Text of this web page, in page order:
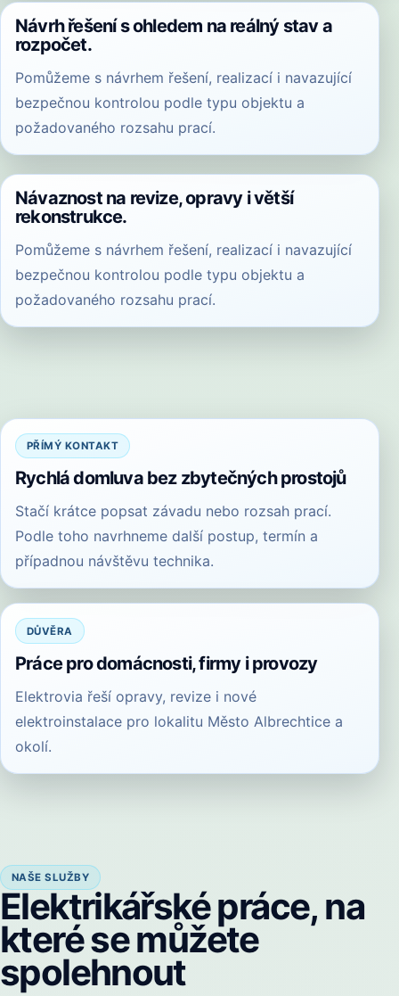
Návrh řešení s ohledem na reálný stav a
rozpočet.
Pomůžeme s návrhem řešení, realizací i navazující
bezpečnou kontrolou podle typu objektu a
požadovaného rozsahu prací.
Návaznost na revize, opravy i větší
rekonstrukce.
Pomůžeme s návrhem řešení, realizací i navazující
bezpečnou kontrolou podle typu objektu a
požadovaného rozsahu prací.
PŘÍMÝ KONTAKT
Rychlá domluva bez zbytečných prostojů
Stačí krátce popsat závadu nebo rozsah prací.
Podle toho navrhneme další postup, termín a
případnou návštěvu technika.
DŮVĚRA
Práce pro domácnosti, firmy i provozy
Elektrovia řeší opravy, revize i nové
elektroinstalace pro lokalitu Město Albrechtice a
okolí.
NAŠE SLUŽBY
Elektrikářské práce, na
které se můžete
spolehnout